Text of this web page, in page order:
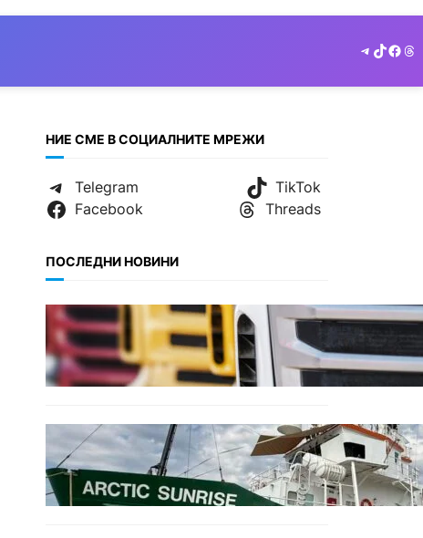
Telegram
TikTok
НИЕ СМЕ В СОЦИАЛНИТЕ МРЕЖИ
Telegram
TikTok
Facebook
Threads
ПОСЛЕДНИ НОВИНИ
БЪЛГАРИЯ
Нови ограничения за
камионите над 12 тона по
ключови пътища през
август
БЪЛГАРИЯ
Корабът на „Грийнпийс“
пристигна във Варна с
кампания за опазване на
Черно море